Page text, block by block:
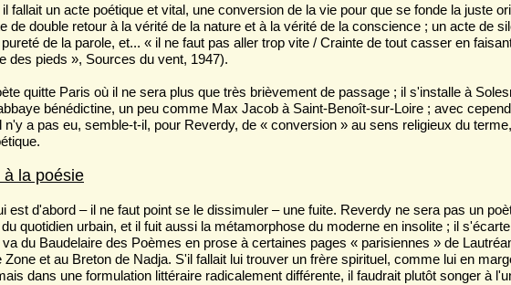
fallait un acte poétique et vital, une conversion de la vie pour que se fonde la juste
de double retour à la vérité de la nature et à la vérité de la conscience ; un acte de
de la parole, et... « il ne faut pas aller trop vite / Crainte de tout casser en
des pieds », Sources du vent, 1947).
quitte Paris où il ne sera plus que très brièvement de passage ; il s'installe à
bénédictine, un peu comme Max Jacob à Saint-Benoît-sur-Loire ; avec
n'y a pas eu, semble-t-il, pour Reverdy, de « conversion » au sens religieux du
à la poésie
est d'abord – il ne faut point se le dissimuler – une fuite. Reverdy ne sera pas un
quotidien urbain, et il fuit aussi la métamorphose du moderne en insolite ; il
du Baudelaire des Poèmes en prose à certaines pages « parisiennes » de
Zone et au Breton de Nadja. S'il fallait lui trouver un frère spirituel, comme lui en
dans une formulation littéraire radicalement différente, il faudrait plutôt songer à